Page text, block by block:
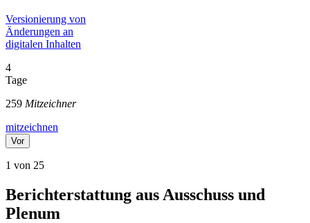
Versionierung von
Änderungen an
digitalen Inhalten
4
Tage
259 Mitzeichner
mitzeichnen
Vor
1 von 25
Berichterstattung aus Ausschuss und
Plenum